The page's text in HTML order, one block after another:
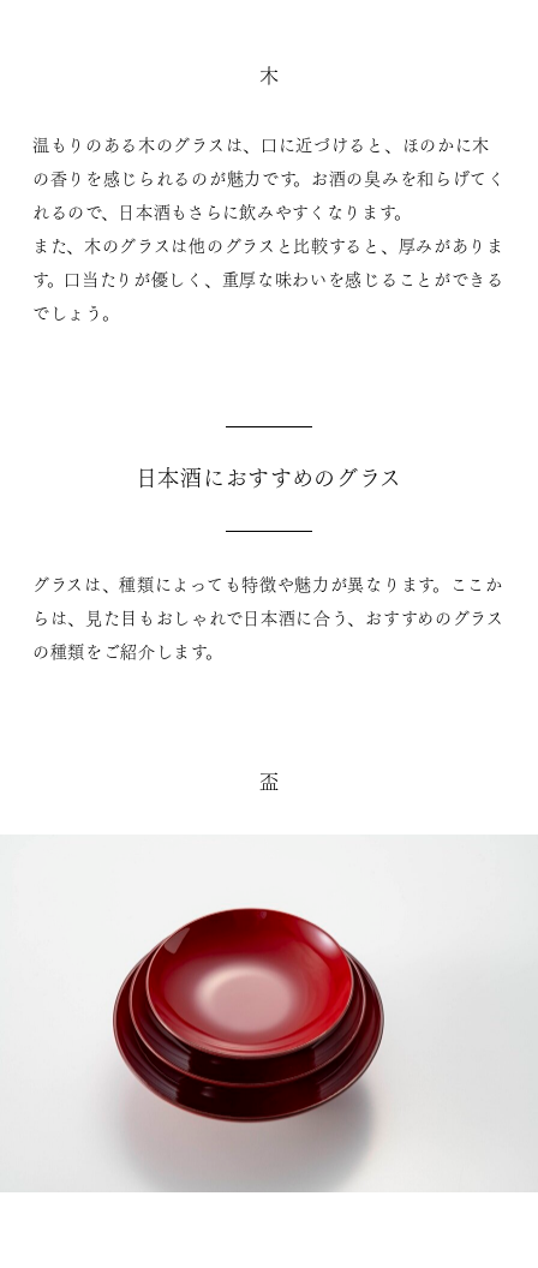
木
温もりのある木のグラスは、口に近づけると、ほのかに木
の香りを感じられるのが魅力です。お酒の臭みを和らげてく
れるので、日本酒もさらに飲みやすくなります。
また、木のグラスは他のグラスと比較すると、厚みがありま
す。口当たりが優しく、重厚な味わいを感じることができる
でしょう。
日本酒におすすめのグラス
グラスは、種類によっても特徴や魅力が異なります。ここか
らは、見た目もおしゃれで日本酒に合う、おすすめのグラス
の種類をご紹介します。
盃